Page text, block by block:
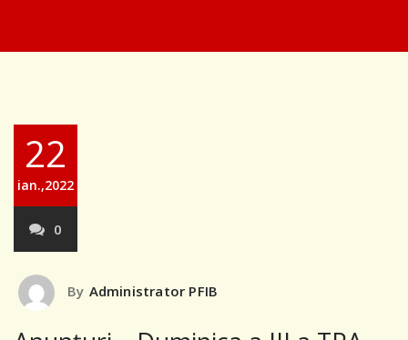
22
ian.,2022
0
By Administrator PFIB